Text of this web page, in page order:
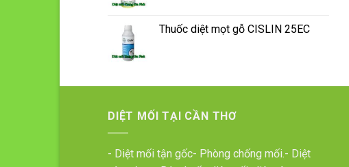
Thuốc diệt mọt gỗ CISLIN 25EC
DIỆT MỐI TẠI CẦN THƠ
- Diệt mối tận gốc- Phòng chống mối.- Diệt